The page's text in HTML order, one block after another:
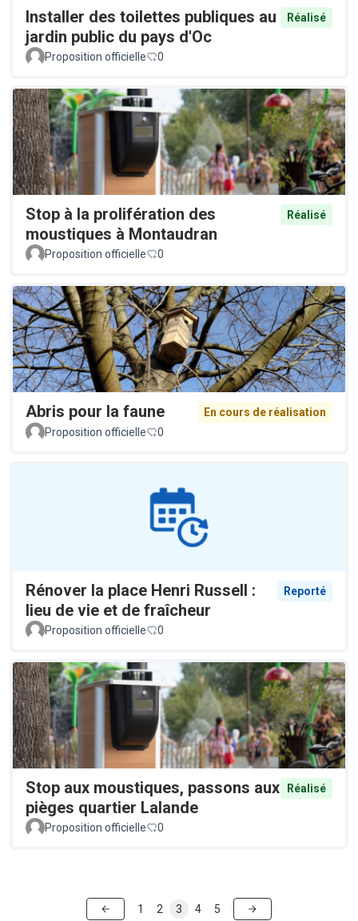
Installer des toilettes publiques au
jardin public du pays d'Oc
Réalisé
Proposition officielle 0
Stop à la prolifération des
moustiques à Montaudran
Réalisé
Proposition officielle 0
Abris pour la faune
En cours de réalisation
Proposition officielle
0
Rénover la place Henri Russell :
lieu de vie et de fraîcheur
Reporté
Proposition officielle 0
Stop aux moustiques, passons aux
pièges quartier Lalande
Réalisé
Proposition officielle 0
1 2 3 4 5